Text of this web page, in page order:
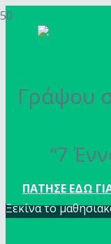
Γράψου
“7
ΠΑΤΗΣΕ ΕΔΩ
Ξεκίνα το